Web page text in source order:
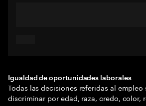
Igualdad de oportunidades laborales
Todas las decisiones referidas al empleo
discriminar por edad, raza, credo, color,